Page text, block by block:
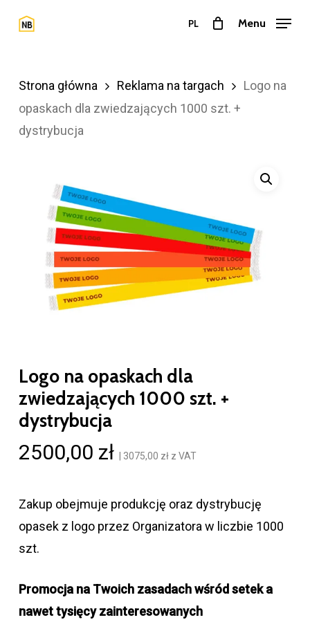
PL Menu
Strona główna Reklama na targach
Logo na
opaskach dla zwiedzających 1000 szt. +
dystrybucja
Logo na opaskach dla
zwiedzających 1000 szt. +
dystrybucja
2500,00 zł 3075,00 złz VAT
Zakup obejmuje produkcję oraz dystrybucję
opasek z logo przez Organizatora w liczbie 1000
szt.
Promocja na Twoich zasadach wśród setek a
nawet tysięcy zainteresowanych